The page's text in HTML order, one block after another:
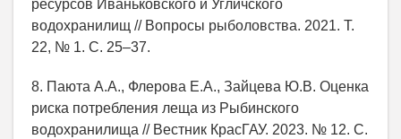
ресурсов Иваньковского и Угличского
водохранилищ // Вопросы рыболовства. 2021. Т.
22, № 1. С. 25–37.
8. Паюта А.А., Флерова Е.А., Зайцева Ю.В. Оценка
риска потребления леща из Рыбинского
водохранилища // Вестник КрасГАУ. 2023. № 12. С.